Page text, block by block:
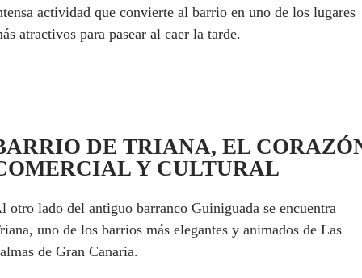
actividad que convierte al barrio en uno de los lugares
atractivos para pasear al caer la tarde.
DE TRIANA, EL
Y CULTURAL
otro lado del antiguo barranco Guiniguada se encuentra
uno de los barrios más elegantes y animados de Las
de Gran Canaria.